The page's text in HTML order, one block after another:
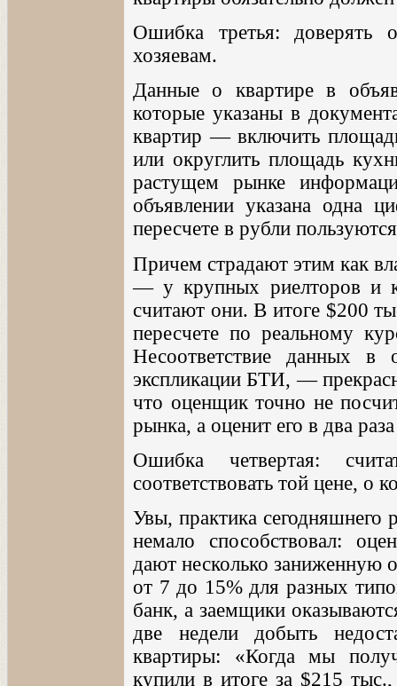
Ошибка третья: доверять
хозяевам.
Данные о квартире в
которые указаны в
квартир — включить
или округлить площадь
растущем рынке
объявлении указана одна
пересчете в рубли
Причем страдают этим как
— у крупных риелторов и
считают они. В итоге $200
пересчете по реальному
Несоответствие данных в
экспликации БТИ, —
что оценщик точно не
рынка, а оценит его в два
Ошибка четвертая:
соответствовать той цене, о
Увы, практика сегодняшнего
немало способствовал:
дают несколько заниженную
от 7 до 15% для разных
банк, а заемщики
две недели добыть
квартиры: «Когда мы
купили в итоге за $215